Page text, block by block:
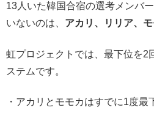
13人いた韓国合宿の選考メンバ
いないのは、 アカリ、リリア、
虹プロジェクトでは、最下位を2
ステムです。
・アカリとモモカはすでに1度最